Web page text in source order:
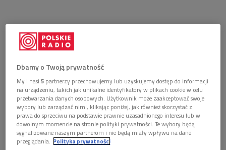
Dbamy o Twoją prywatność
My i nasi5 partnerzy przechowujemy lub uzyskujemy dostęp do informacji
na urządzeniu, takich jak unikalne identyfikatory w plikach cookie w celu
przetwarzania danych osobowych. Użytkownik może zaakceptować swoje
wybory lub zarządzać nimi, klikając poniżej, jak również skorzystać z
prawa do sprzeciwu na podstawie prawnie uzasadnionego interesu lub w
dowolnym momencie na stronie polityki prywatności. Te wybory będą
sygnalizowane naszym partnerom i nie będą miały wpływu na dane
przeglądania. Polityka prywatności